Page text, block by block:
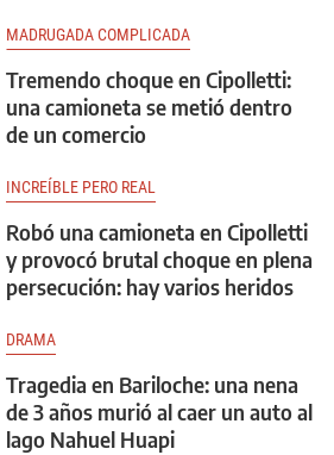
MADRUGADA COMPLICADA
Tremendo choque en Cipolletti:
una camioneta se metió dentro
de un comercio
INCREÍBLE PERO REAL
Robó una camioneta en Cipolletti
y provocó brutal choque en plena
persecución: hay varios heridos
DRAMA
Tragedia en Bariloche: una nena
de 3 años murió al caer un auto al
lago Nahuel Huapi